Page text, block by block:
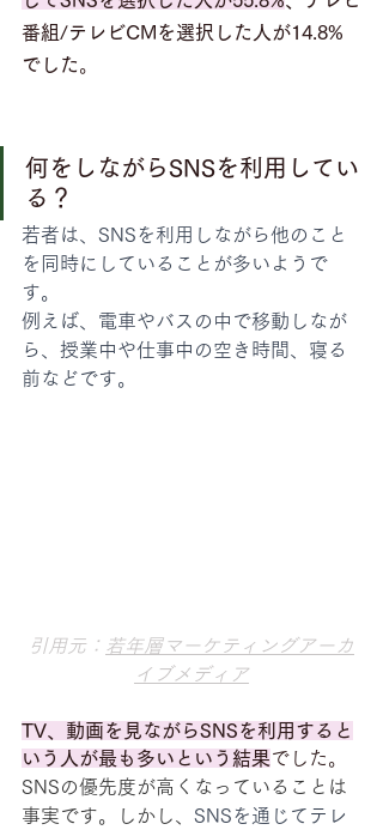
番組/テレビCMを選択した人が14.8%
でした。
何をしながらSNSを利用してい
る？
若者は、SNSを利用しながら他のこと
を同時にしていることが多いようで
す。
例えば、電車やバスの中で移動しなが
ら、授業中や仕事中の空き時間、寝る
前などです。
引用元： 若年層マーケティングアーカ
イブメディア
TV、動画を見ながらSNSを利用すると
いう人が最も多いという結果でした。
SNSの優先度が高くなっていることは
事実です。しかし、 SNSを通じてテレ